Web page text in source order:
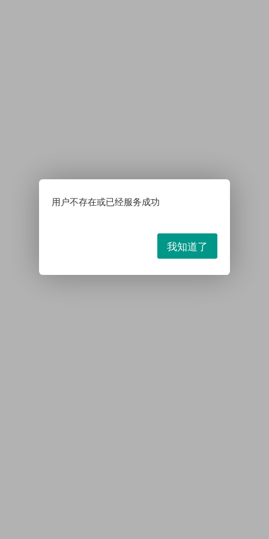
用户不存在或已经服务成功
我知道了